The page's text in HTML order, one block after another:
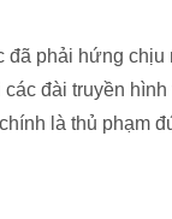
đã phải hứng
đài truyền
là thủ phạm